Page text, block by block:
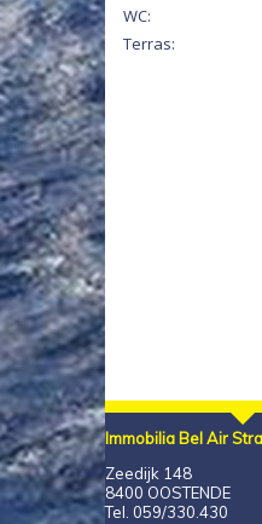
WC:
Terras:
Immobilia Bel Air
Zeedijk 148
8400 OOSTENDE
Tel. 059/330.430